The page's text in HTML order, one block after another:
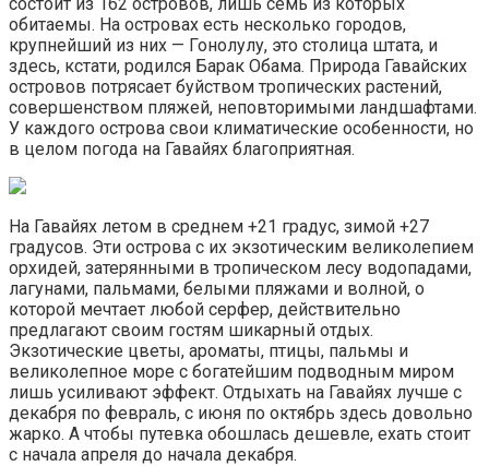
обитаемы. На островах есть несколько городов,
крупнейший из них — Гонолулу, это столица штата, и
здесь, кстати, родился Барак Обама. Природа Гавайских
островов потрясает буйством тропических растений,
совершенством пляжей, неповторимыми ландшафтами.
У каждого острова свои климатические особенности, но
в целом погода на Гавайях благоприятная.
На Гавайях летом в среднем +21 градус, зимой +27
градусов. Эти острова с их экзотическим великолепием
орхидей, затерянными в тропическом лесу водопадами,
лагунами, пальмами, белыми пляжами и волной, о
которой мечтает любой серфер, действительно
предлагают своим гостям шикарный отдых.
Экзотические цветы, ароматы, птицы, пальмы и
великолепное море с богатейшим подводным миром
лишь усиливают эффект. Отдыхать на Гавайях лучше с
декабря по февраль, с июня по октябрь здесь довольно
жарко. А чтобы путевка обошлась дешевле, ехать стоит
с начала апреля до начала декабря.